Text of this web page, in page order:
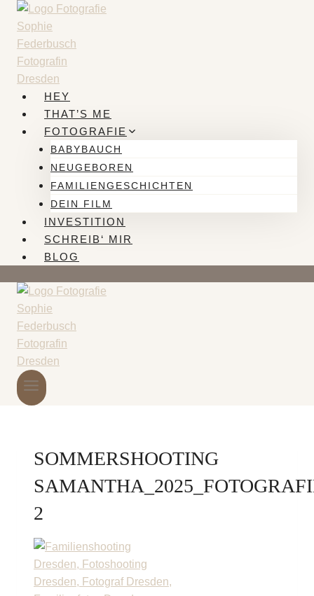
Zum
Inhalt
springen
HEY
THAT’S ME
FOTOGRAFIE
BABYBAUCH
NEUGEBOREN
FAMILIENGESCHICHTEN
DEIN FILM
INVESTITION
SCHREIB‘ MIR
BLOG
SOMMERSHOOTING
2